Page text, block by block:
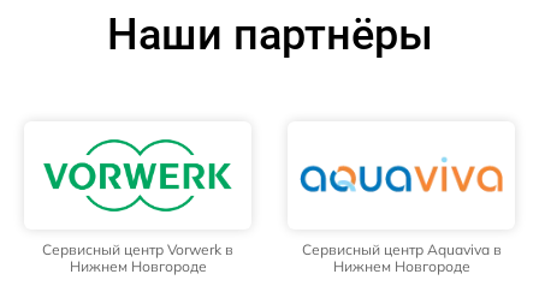
Наши партнёры
Сервисный центр Vorwerk в
Нижнем Новгороде
Сервисный центр Aquaviva в
Нижнем Новгороде